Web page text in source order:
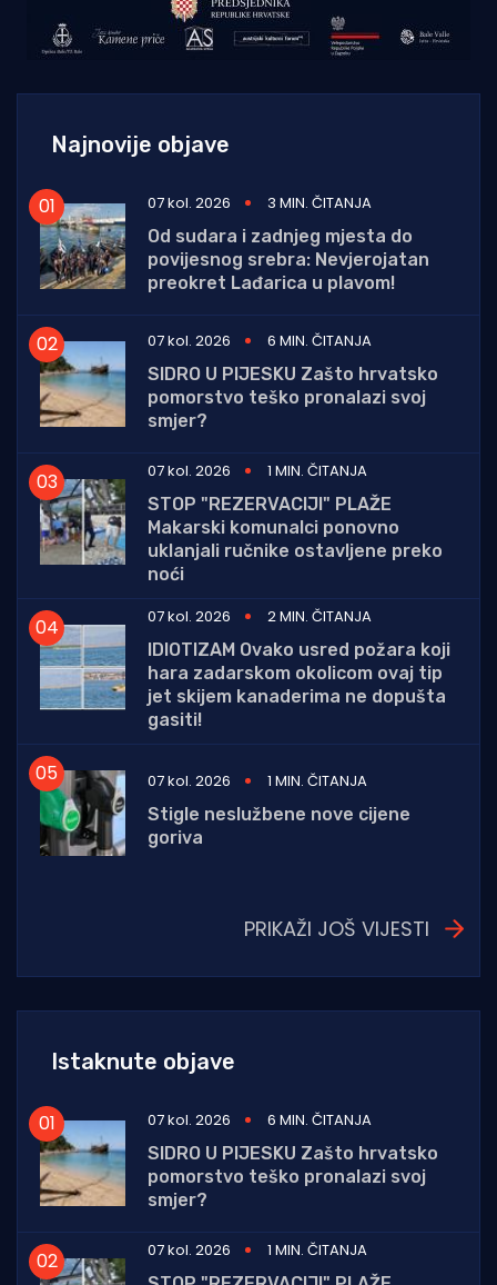
Najnovije objave
07 kol. 2026
3 MIN. ČITANJA
Od sudara i zadnjeg mjesta do
povijesnog srebra: Nevjerojatan
preokret Lađarica u plavom!
07 kol. 2026
6 MIN. ČITANJA
SIDRO U PIJESKU Zašto hrvatsko
pomorstvo teško pronalazi svoj
smjer?
07 kol. 2026
1 MIN. ČITANJA
STOP "REZERVACIJI" PLAŽE
Makarski komunalci ponovno
uklanjali ručnike ostavljene preko
noći
07 kol. 2026
2 MIN. ČITANJA
IDIOTIZAM Ovako usred požara koji
hara zadarskom okolicom ovaj tip
jet skijem kanaderima ne dopušta
gasiti!
07 kol. 2026
1 MIN. ČITANJA
Stigle neslužbene nove cijene
goriva
PRIKAŽI JOŠ VIJESTI
Istaknute objave
07 kol. 2026
6 MIN. ČITANJA
SIDRO U PIJESKU Zašto hrvatsko
pomorstvo teško pronalazi svoj
smjer?
07 kol. 2026
1 MIN. ČITANJA